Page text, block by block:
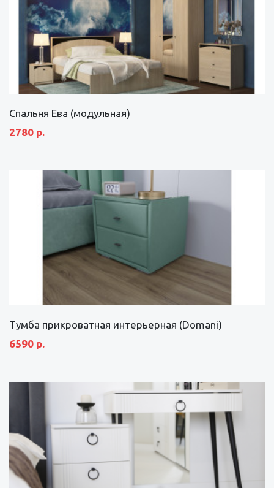
Спальня Ева (модульная)
2780 р.
Тумба прикроватная интерьерная (Domani)
6590 р.